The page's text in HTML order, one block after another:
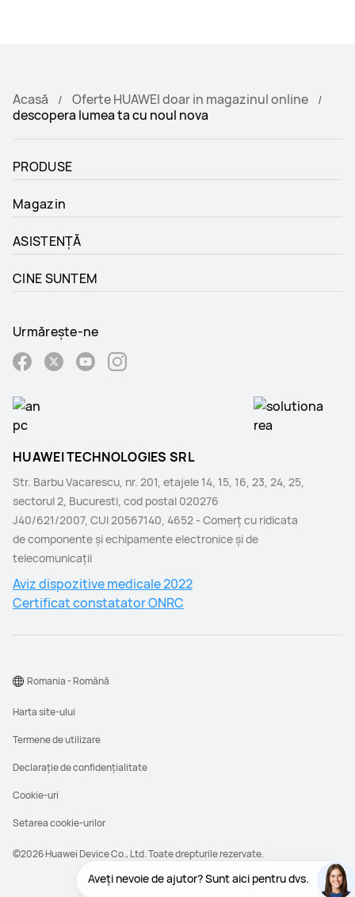
Acasă
Oferte HUAWEI doar in magazinul online
descopera lumea ta cu noul nova
PRODUSE
Magazin
ASISTENȚĂ
CINE SUNTEM
Urmărește-ne
HUAWEI TECHNOLOGIES SRL
Str. Barbu Vacarescu, nr. 201, etajele 14, 15, 16, 23, 24, 25,
sectorul 2, Bucuresti, cod postal 020276
J40/621/2007, CUI 20567140, 4652 - Comerţ cu ridicata
de componente şi echipamente electronice şi de
telecomunicaţii
Aviz dispozitive medicale 2022
Certificat constatator ONRC
©2026 Huawei Device Co., Ltd. Toate drepturile rezervate.
Harta site-ului
Termene de utilizare
Declarație de confidențialitate
Cookie-uri
Setarea cookie-urilor
Romania - Română